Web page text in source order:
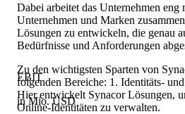
EBIT
in Mio. USD
Dabei arbeitet das Unternehmen eng
Unternehmen und Marken
Lösungen zu entwickeln, die genau
Bedürfnisse und Anforderungen
Zu den wichtigsten Sparten von
folgenden Bereiche: 1. Identitäts-
Hier entwickelt Synacor Lösungen,
Online-Identitäten zu verwalten.